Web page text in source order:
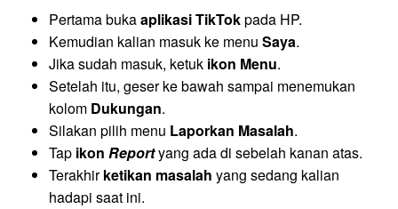
Pertama bukaaplikasi TikTokpada HP.
Kemudian kalian masuk ke menu Saya.
Jika sudah masuk, ketuk ikon Menu.
Setelah itu, geser ke bawah sampai menemukan
kolom Dukungan.
Silakan pilih menu Laporkan Masalah.
Tap ikon Reportyang ada di sebelah kanan atas.
Terakhirketikan masalah yang sedang kalian
hadapi saat ini.